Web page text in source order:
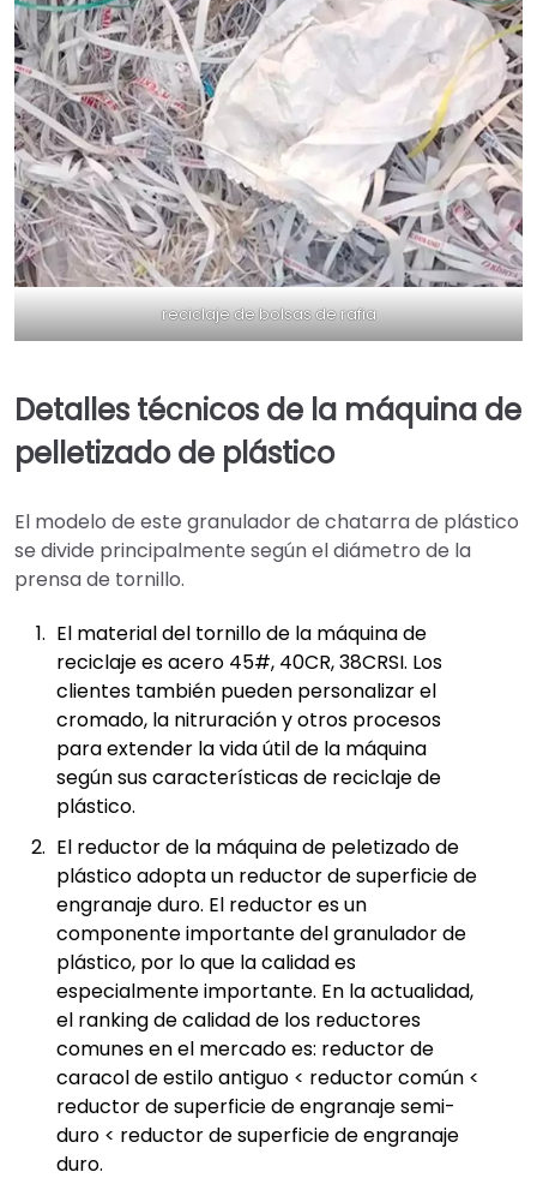
reciclaje de bolsas de rafia
Detalles técnicos de la máquina de
pelletizado de plástico
El modelo de este granulador de chatarra de plástico
se divide principalmente según el diámetro de la
prensa de tornillo.
El material del tornillo de la máquina de
reciclaje es acero 45#, 40CR, 38CRSI. Los
clientes también pueden personalizar el
cromado, la nitruración y otros procesos
para extender la vida útil de la máquina
según sus características de reciclaje de
plástico.
El reductor de la máquina de peletizado de
plástico adopta un reductor de superficie de
engranaje duro. El reductor es un
componente importante del granulador de
plástico, por lo que la calidad es
especialmente importante. En la actualidad,
el ranking de calidad de los reductores
comunes en el mercado es: reductor de
caracol de estilo antiguo < reductor común <
reductor de superficie de engranaje semi-
duro < reductor de superficie de engranaje
duro.